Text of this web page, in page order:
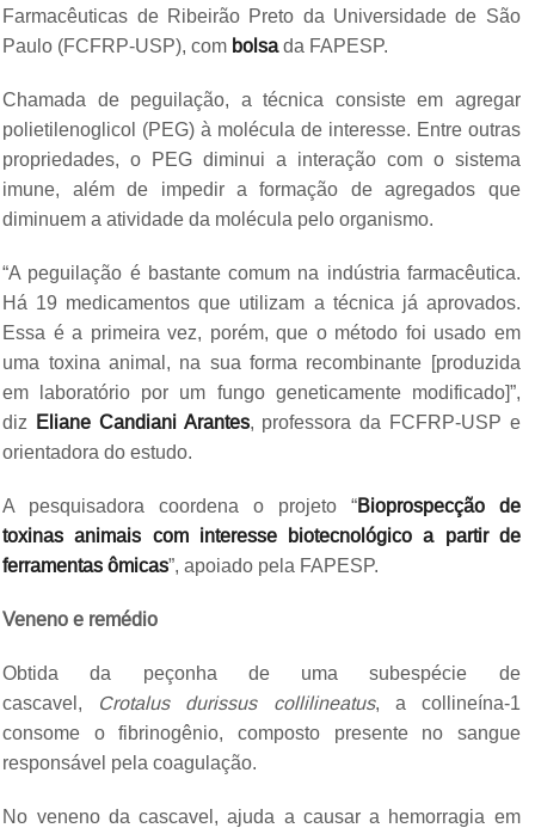
Farmacêuticas de Ribeirão Preto da Universidade de São
Paulo (FCFRP-USP), com bolsada FAPESP.
Chamada de peguilação, a técnica consiste em agregar
polietilenoglicol (PEG) à molécula de interesse. Entre outras
propriedades, o PEG diminui a interação com o sistema
imune, além de impedir a formação de agregados que
diminuem a atividade da molécula pelo organismo.
“A peguilação é bastante comum na indústria farmacêutica.
Há 19 medicamentos que utilizam a técnica já aprovados.
Essa é a primeira vez, porém, que o método foi usado em
uma toxina animal, na sua forma recombinante [produzida
em laboratório por um fungo geneticamente modificado]”,
diz
Eliane Candiani Arantes, professora da FCFRP-USP e
orientadora do estudo.
A pesquisadora coordena o projeto “Bioprospecção de
toxinas animais com interesse biotecnológico a partir de
ferramentas ômicas”, apoiado pela FAPESP.
Veneno e remédio
Obtida da peçonha de uma subespécie de
cascavel, Crotalus durissus collilineatus, a collineína-1
consome o fibrinogênio, composto presente no sangue
responsável pela coagulação.
No veneno da cascavel, ajuda a causar a hemorragia em